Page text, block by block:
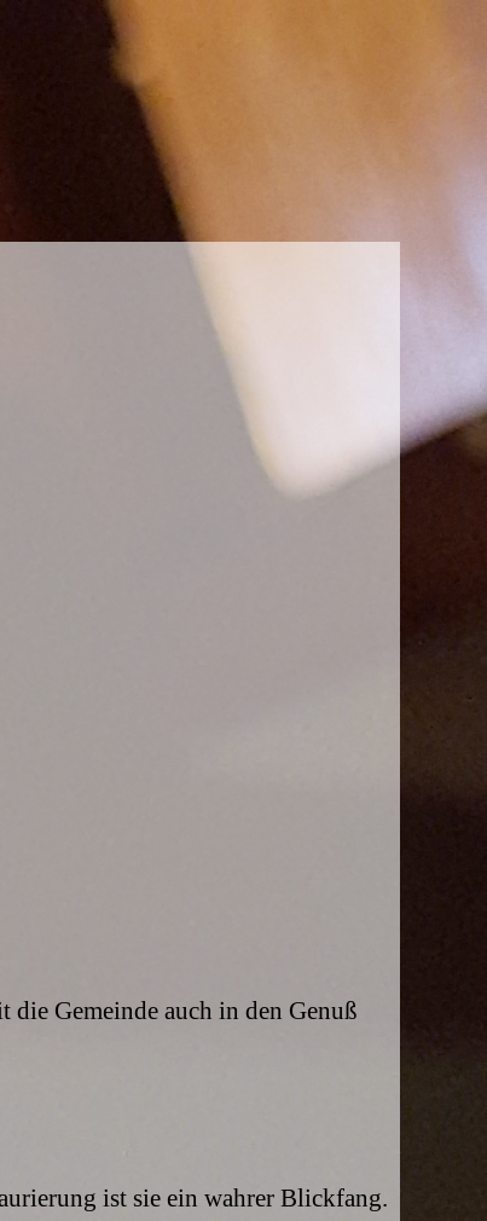
Gemeinde auch in den Genuß
ist sie ein wahrer Blickfang.